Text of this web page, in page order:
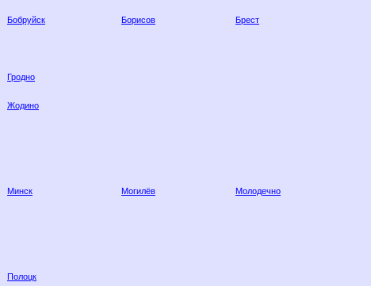
Бобруйск Борисов
Брест
Гродно
Жодино
Минск Могилёв
Молодечно
Полоцк